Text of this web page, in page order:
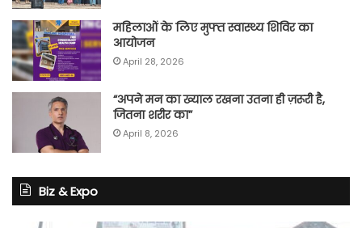
महिलाओं के लिए मुफ्त स्वास्थ्य शिविर का
आयोजन
April 28, 2026
“अपने मन का ख्याल रखना उतना ही ज़रूरी है,
जितना शरीर का”
April 8, 2026
Biz & Expo